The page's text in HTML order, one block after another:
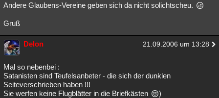
Andere Glaubens-Vereine geben sich da nicht solichtscheu.
Gruß
Delon 21.09.2006 um 13:28
Mal so nebenbei :
Satanisten sind Teufelsanbeter - die sich der dunklen
Seiteverschrieben haben !!!
Sie werfen keine Flugblätter in die Briefkästen
)